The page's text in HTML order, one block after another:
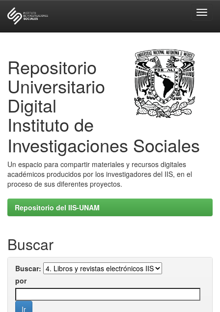
Repositorio
Universitario
Digital
Instituto de
Investigaciones Sociales
Un espacio para compartir materiales y recursos digitales
académicos producidos por los investigadores del IIS, en el
proceso de sus diferentes proyectos.
Repositorio del IIS-UNAM
Buscar
Buscar:
por